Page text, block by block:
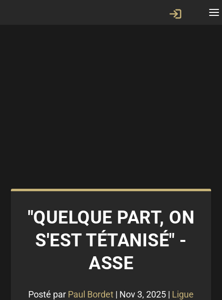
"QUELQUE PART, ON
S'EST TÉTANISÉ" -
ASSE
Posté par Paul Bordet | Nov 3, 2025 | Ligue